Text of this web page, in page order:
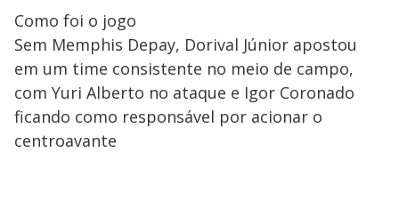
Como foi o jogo
Sem Memphis Depay, Dorival Júnior apostou
em um time consistente no meio de campo,
com Yuri Alberto no ataque e Igor Coronado
ficando como responsável por acionar o
centroavante